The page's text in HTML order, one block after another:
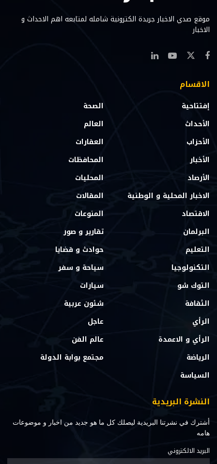
موقع صدي الاخبار جريدة الكترونية شامله لمتابعه اهم الاحداث و
الاخبار
الاقسام
إفتتاحية
الأحداث
الأحزاب
الأخبار
الأرصاد
الاخبار المحلية و الوطنية
الاقتصاد
البرلمان
التعليم
التكنولوجيا
التوك شو
الثقافة
الرأي
الرأي و الاعمدة
الرياضة
السياسة
الصحة
العالم
العقارات
المحافظات
المحليات
المقالات
المنوعات
تقارير و صور
حوادث و قضايا
سياحة و سفر
سيارات
شئون عربية
عاجل
عالم الفن
مجتمع بوابة الدولة
النشرة البريدية
أشترك في نشرتنا البريدية ليصلك كل ما هو جديد من اخبار و موضوعات
هامه
البريد الالكتروني